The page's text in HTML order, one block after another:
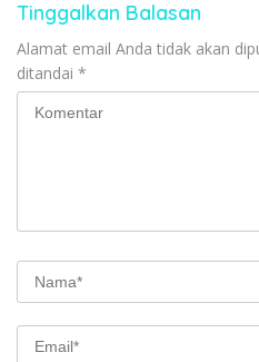
Tinggalkan Balasan
Alamat email Anda tidak akan
ditandai *